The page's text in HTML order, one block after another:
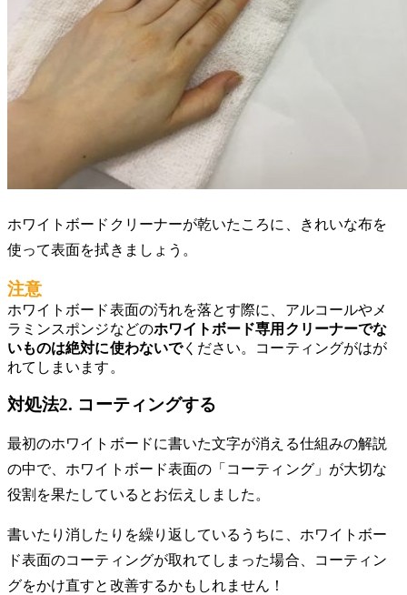
ホワイトボードクリーナーが乾いたころに、きれいな布を
使って表面を拭きましょう。
注意
ホワイトボード表面の汚れを落とす際に、アルコールやメ
ラミンスポンジなどのホワイトボード専用クリーナーでな
いものは絶対に使わないでください。コーティングがはが
れてしまいます。
対処法2. コーティングする
最初のホワイトボードに書いた文字が消える仕組みの解説
の中で、ホワイトボード表面の「コーティング」が大切な
役割を果たしているとお伝えしました。
書いたり消したりを繰り返しているうちに、ホワイトボー
ド表面のコーティングが取れてしまった場合、コーティン
グをかけ直すと改善するかもしれません！